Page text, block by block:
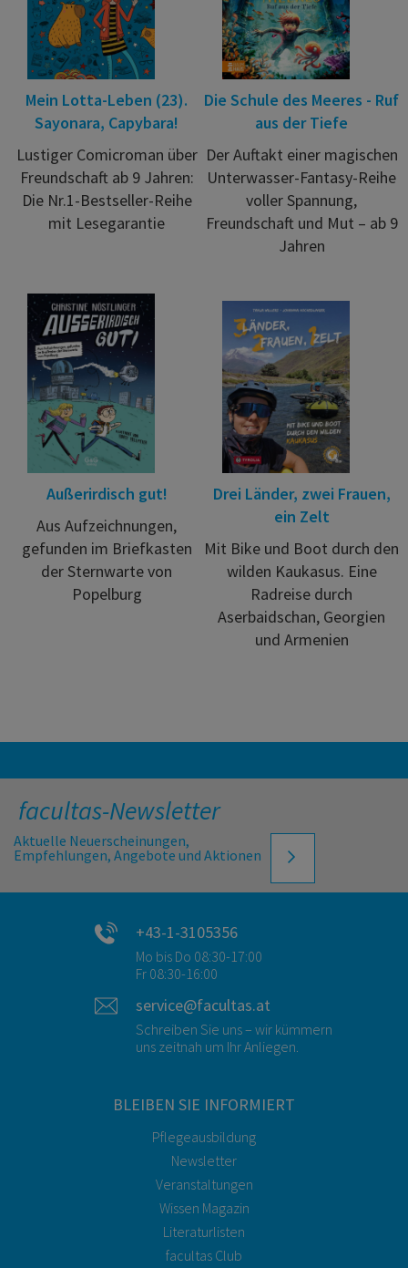
Mein Lotta-Leben (23).
Sayonara, Capybara!
Lustiger Comicroman über
Freundschaft ab 9 Jahren:
Die Nr.1-Bestseller-Reihe
mit Lesegarantie
Die Schule des Meeres - Ruf
aus der Tiefe
Der Auftakt einer magischen
Unterwasser-Fantasy-Reihe
voller Spannung,
Freundschaft und Mut – ab 9
Jahren
Außerirdisch gut!
Aus Aufzeichnungen,
gefunden im Briefkasten
der Sternwarte von
Popelburg
Drei Länder, zwei Frauen,
ein Zelt
Mit Bike und Boot durch den
wilden Kaukasus. Eine
Radreise durch
Aserbaidschan, Georgien
und Armenien
facultas-Newsletter
Aktuelle Neuerscheinungen,
Empfehlungen, Angebote und Aktionen
+43-1-3105356
Mo bis Do 08:30-17:00
Fr 08:30-16:00
service@facultas.at
Schreiben Sie uns – wir kümmern
uns zeitnah um Ihr Anliegen.
BLEIBEN SIE INFORMIERT
Pflegeausbildung
Newsletter
Veranstaltungen
Wissen Magazin
Literaturlisten
facultas Club